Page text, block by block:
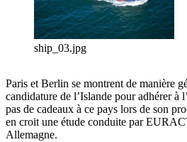
ship_03.jpg
Paris et Berlin se montrent de manière
candidature de l’Islande pour adhérer à
pas de cadeaux à ce pays lors de son
en croit une étude conduite par
Allemagne.